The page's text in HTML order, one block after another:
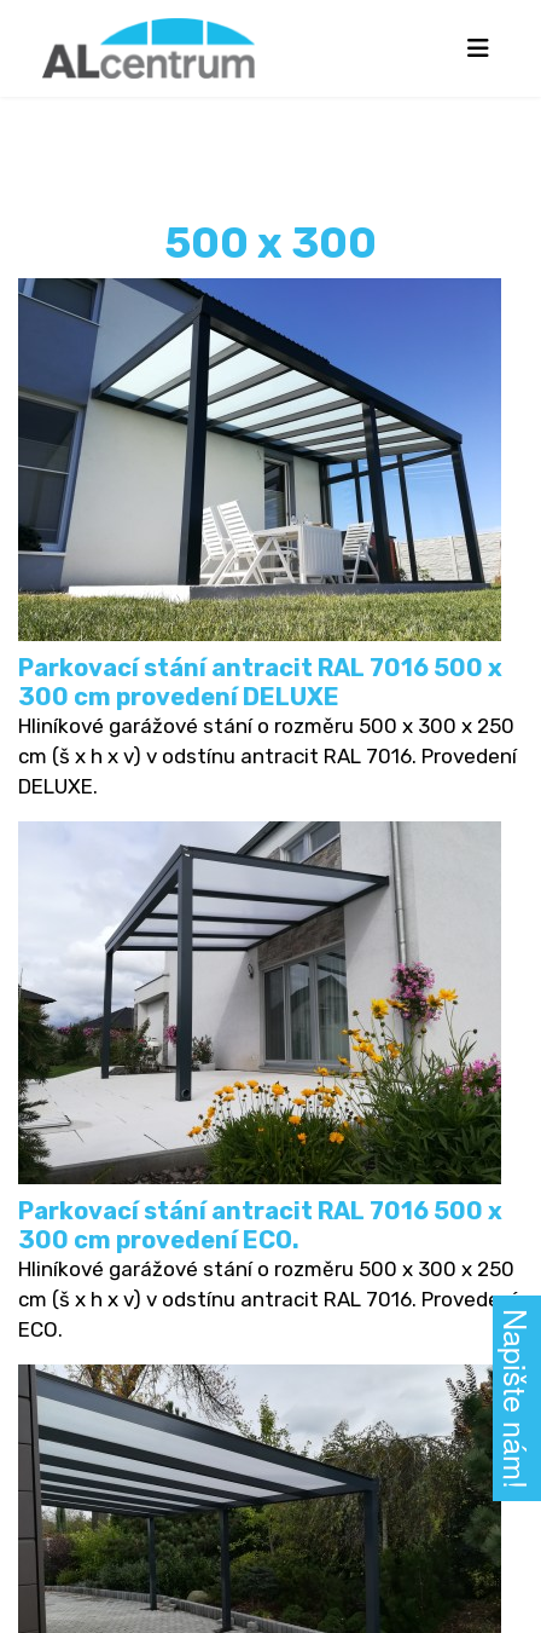
500 x 300
Parkovací stání antracit RAL 7016 500 x
300 cm provedení DELUXE
Hliníkové garážové stání o rozměru 500 x 300 x 250
cm (š x h x v) v odstínu antracit RAL 7016. Provedení
DELUXE.
Parkovací stání antracit RAL 7016 500 x
300 cm provedení ECO.
Hliníkové garážové stání o rozměru 500 x 300 x 250
cm (š x h x v) v odstínu antracit RAL 7016. Provedení
ECO.
Napište nám!